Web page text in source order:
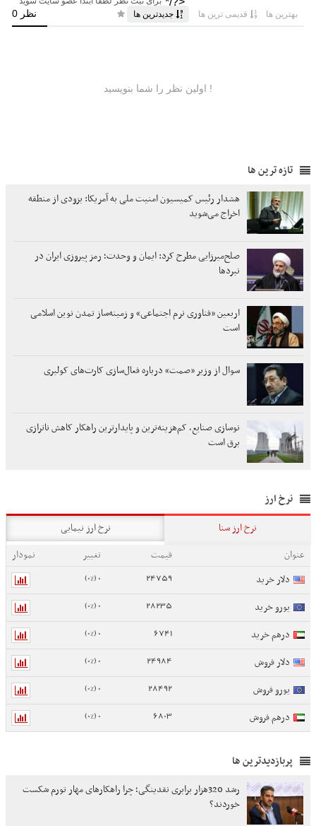
تازه ترین ها
هشدار رئیس کمیسیون امنیت ملی به آمریکا: بزودی از منطقه
اخراج می‌شوید
صلح‌میرزایی مطرح کرد: ایمان و وحدت؛ رمز پیروزی ایران در
نبردها
اربعین «فناوری نرم اجتماعی» و زمینه‌ساز تمدن نوین اسلامی
است
سوال از وزیر «صمت» درباره فعال‌سازی کارت‌های کولبری
نوسازی صنایع، کم‌هزینه‌ترین و پایدارترین راهکار کاهش ناترازی
برق است
نرخ ارز
نرخ ارز سنا
نرخ ارز نیمایی
عنوان
قیمت تغییر
نمودار
دلار خرید
24759
0 (0%)
یورو خرید 28235
0 (0%)
درهم خرید 6741
0 (0%)
دلار فروش 24984
0 (0%)
یورو فروش 28492
0 (0%)
درهم فروش 6803
0 (0%)
پربازدیدترین ها
رشد 320هزار برابری نقدینگی؛ چرا راهکارهای مهار تورم شکست
خوردند؟